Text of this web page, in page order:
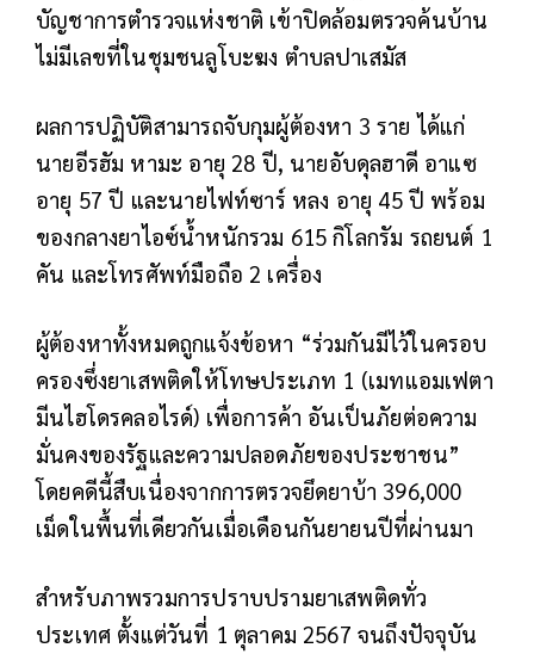
บัญชาการตำรวจแห่งชาติ เข้าปิดล้อมตรวจค้นบ้าน
ไม่มีเลขที่ในชุมชนลูโบะฆง ตำบลปาเสมัส
ผลการปฏิบัติสามารถจับกุมผู้ต้องหา 3 ราย ได้แก่
นายอีรฮัม หามะ อายุ 28 ปี, นายอับดุลฮาดี อาแซ
อายุ 57 ปี และนายไฟท์ซาร์ หลง อายุ 45 ปี พร้อม
ของกลางยาไอซ์น้ำหนักรวม 615 กิโลกรัม รถยนต์ 1
คัน และโทรศัพท์มือถือ 2 เครื่อง
ผู้ต้องหาทั้งหมดถูกแจ้งข้อหา “ร่วมกันมีไว้ในครอบ
ครองซึ่งยาเสพติดให้โทษประเภท 1 (เมทแอมเฟตา
มีนไฮโดรคลอไรด์) เพื่อการค้า อันเป็นภัยต่อความ
มั่นคงของรัฐและความปลอดภัยของประชาชน”
โดยคดีนี้สืบเนื่องจากการตรวจยึดยาบ้า 396,000
เม็ดในพื้นที่เดียวกันเมื่อเดือนกันยายนปีที่ผ่านมา
สำหรับภาพรวมการปราบปรามยาเสพติดทั่ว
ประเทศ ตั้งแต่วันที่ 1 ตุลาคม 2567 จนถึงปัจจุบัน